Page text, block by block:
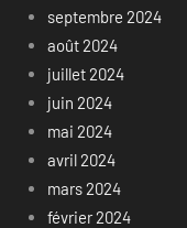
septembre 2024
août 2024
juillet 2024
juin 2024
mai 2024
avril 2024
mars 2024
février 2024